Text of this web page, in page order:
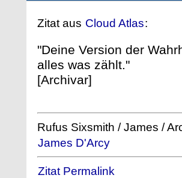
Zitat aus Cloud Atlas:
"Deine Version der
alles was zählt."
[Archivar]
Rufus Sixsmith / James /
James D'Arcy
Zitat Permalink